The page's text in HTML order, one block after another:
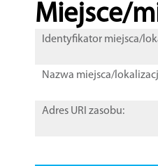
Miejsce/
Identyfikator miejsca/
Nazwa miejsca/
Adres URI zasobu: